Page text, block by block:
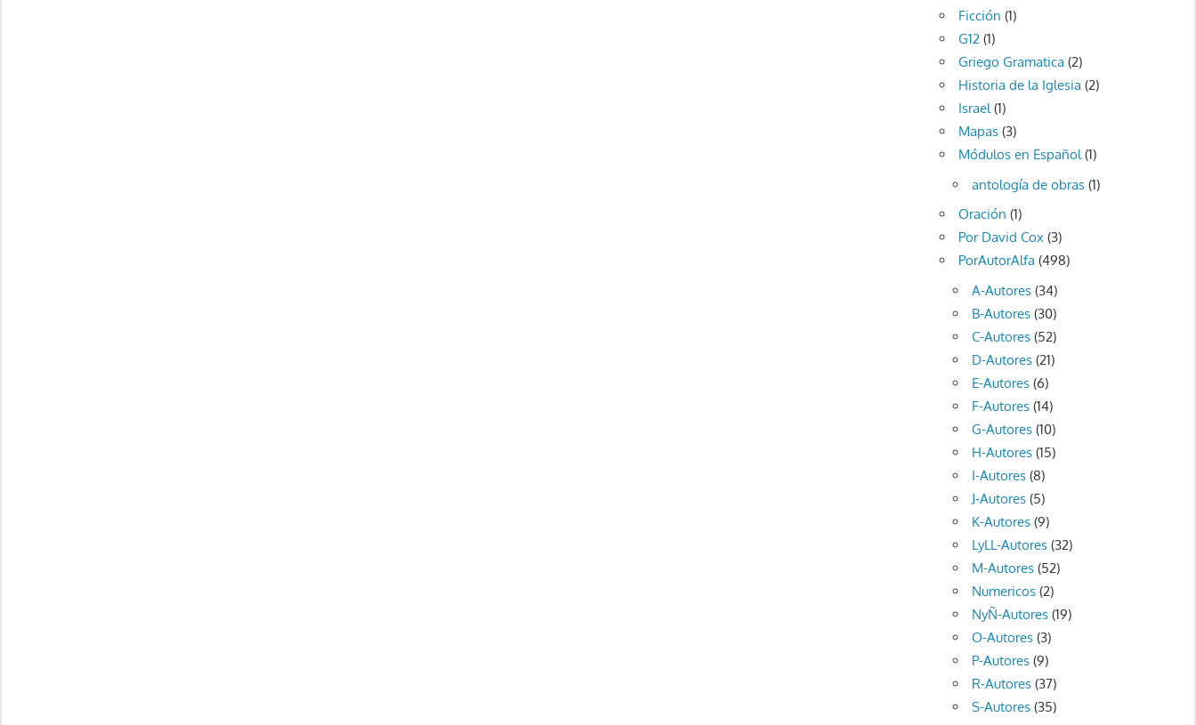
Ficción (1)
G12 (1)
Griego Gramatica (2)
Historia de la Iglesia (2)
Israel(1)
Mapas (3)
Módulos en Español(1)
antología de obras (1)
Oración (1)
Por David Cox (3)
PorAutorAlfa (498)
A-Autores (34)
B-Autores (30)
C-Autores (52)
D-Autores (21)
E-Autores (6)
F-Autores (14)
G-Autores (10)
H-Autores (15)
I-Autores (8)
J-Autores (5)
K-Autores (9)
LyLL-Autores (32)
M-Autores (52)
Numericos (2)
NyÑ-Autores (19)
O-Autores (3)
P-Autores (9)
R-Autores (37)
S-Autores (35)